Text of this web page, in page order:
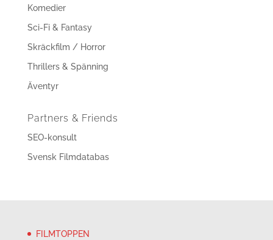
Komedier
Sci-Fi & Fantasy
Skräckfilm / Horror
Thrillers & Spänning
Äventyr
Partners & Friends
SEO-konsult
Svensk Filmdatabas
FILMTOPPEN